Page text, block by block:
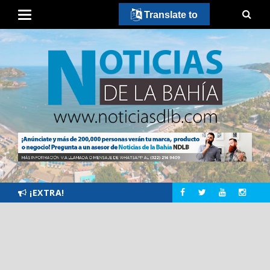
¡EXTRA!
Translate to